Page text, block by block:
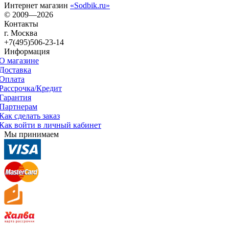
Интернет магазин «Sodbik.ru»
© 2009—2026
Контакты
г. Москва
+7(495)506-23-14
Информация
магазине
Кредит
сделать заказ
войти в личный кабинет
Мы принимаем